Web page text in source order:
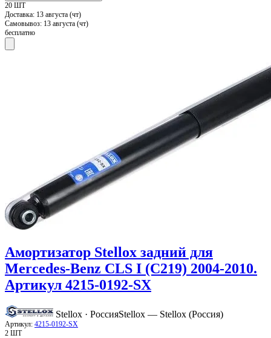
20 ШТ
Доставка: 13 августа (чт)
Самовывоз: 13 августа (чт)
бесплатно
Амортизатор Stellox задний для
Mercedes-Benz CLS I (C219) 2004-2010.
Артикул 4215-0192-SX
Stellox · РоссияStellox — Stellox (Россия)
Артикул: 4215-0192-SX
2 ШТ